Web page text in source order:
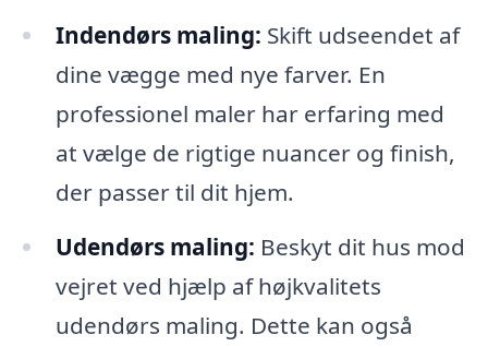
Indendørs maling: Skift udseendet af
dine vægge med nye farver. En
professionel maler har erfaring med
at vælge de rigtige nuancer og finish,
der passer til dit hjem.
Udendørs maling: Beskyt dit hus mod
vejret ved hjælp af højkvalitets
udendørs maling. Dette kan også